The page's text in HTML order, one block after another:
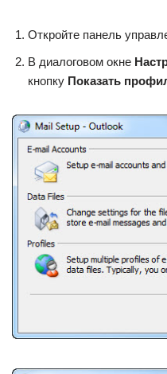
Откройте панель
В диалоговом окне
кнопку Показать